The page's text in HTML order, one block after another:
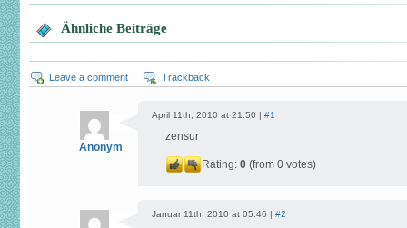
Ähnliche Beiträge
Leave a comment Trackback
Anonym
April 11th, 2010 at 21:50 | #1
zensur
Rating: 0 (from 0 votes)
Januar 11th, 2010 at 05:46 | #2